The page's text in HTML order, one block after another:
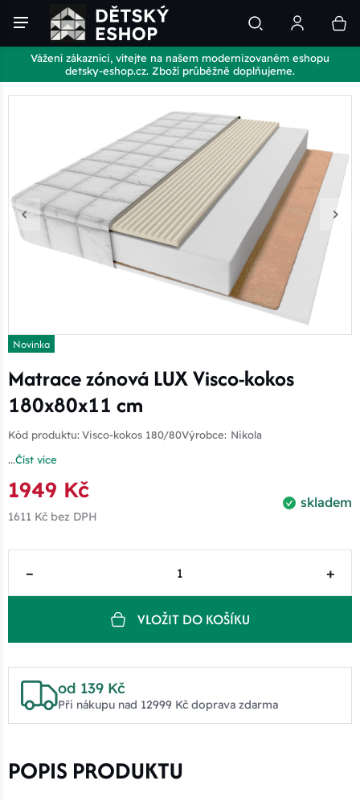
Vážení zákazníci, vítejte na našem modernizovaném eshopu
detsky-eshop.cz. Zboží průběžně doplňujeme.
Novinka
Matrace zónová LUX Visco-kokos
180x80x11 cm
Kód produktu:Visco-kokos 180/80Výrobce: Nikola
...Číst více
skladem
1949 Kč
1611 Kč bez DPH
– +
VLOŽIT DO KOŠÍKU
od 139 Kč
Při nákupu nad 12999 Kč doprava zdarma
POPIS PRODUKTU